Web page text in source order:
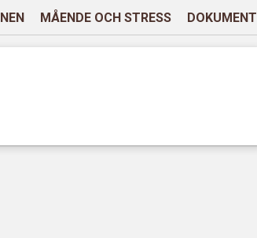
MÅENDE OCH STRESS DOKUMENT